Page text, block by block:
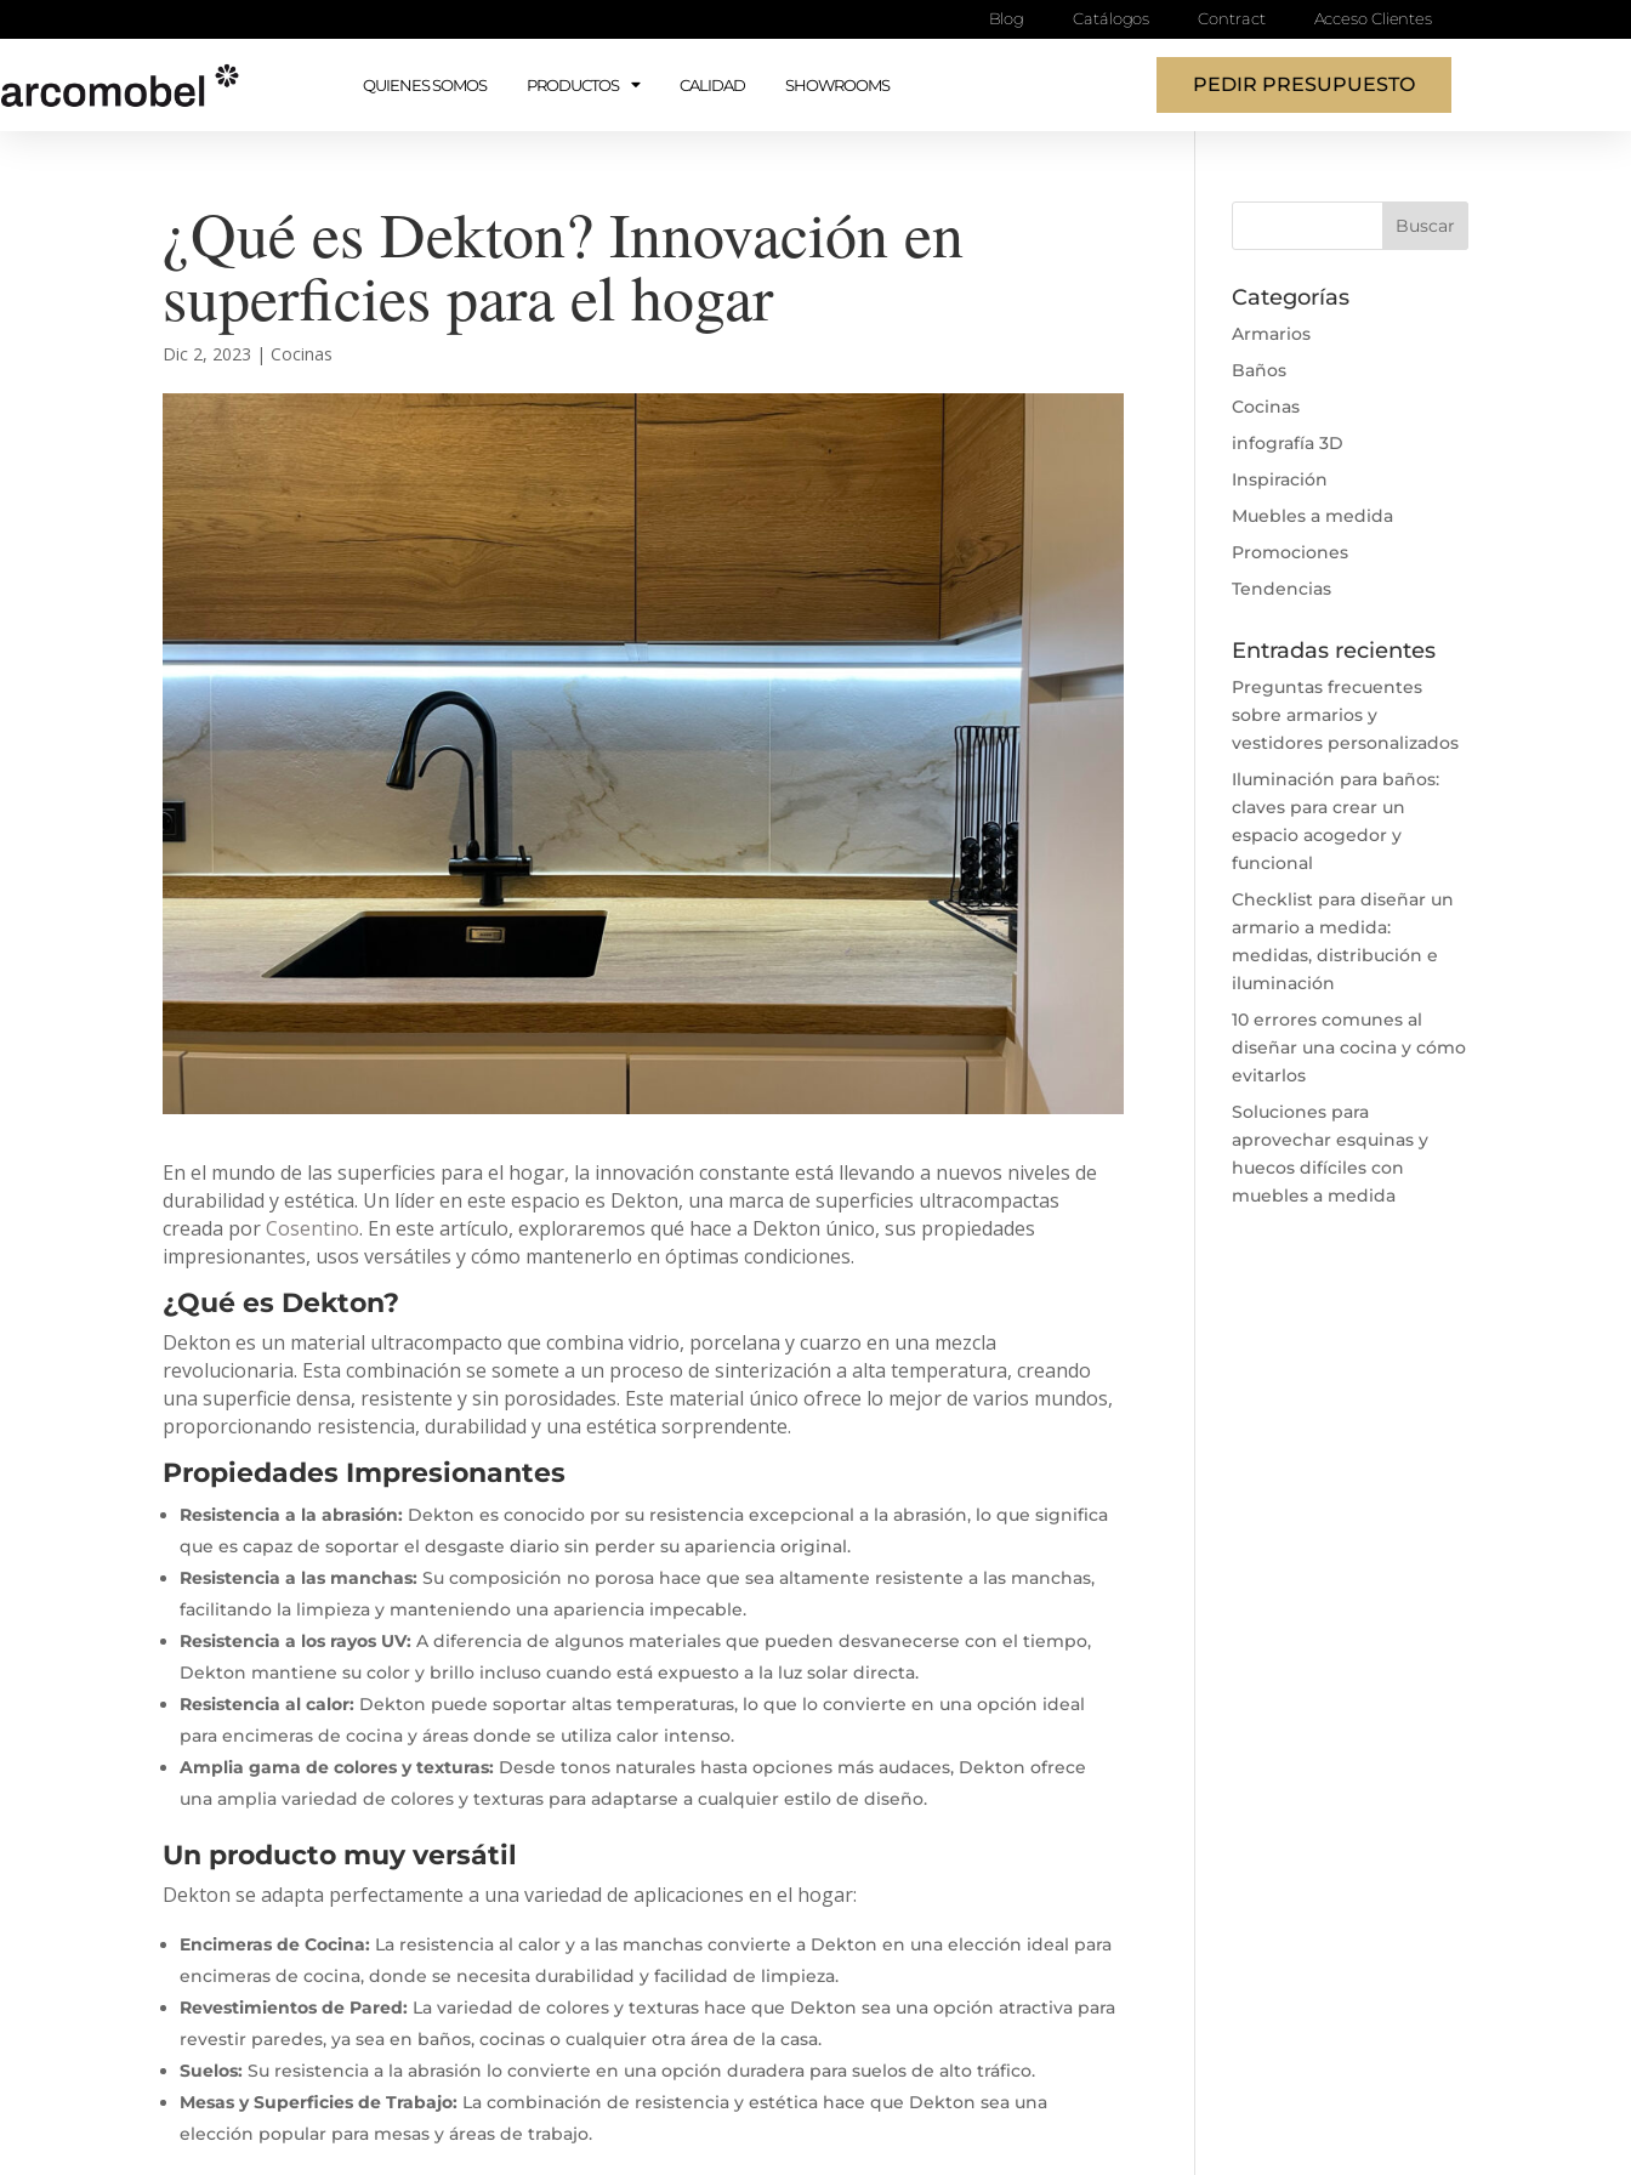
Blog Catálogos Contract Acceso Clientes
QUIENES SOMOS PRODUCTOS CALIDAD SHOWROOMS PEDIR PRESUPUESTO
¿Qué es Dekton? Innovación en
superficies para el hogar
Dic 2, 2023 | Cocinas
En el mundo de las superficies para el hogar, la innovación constante está llevando a nuevos niveles de
durabilidad y estética. Un líder en este espacio es Dekton, una marca de superficies ultracompactas
creada porCosentino. En este artículo, exploraremos qué hace a Dekton único, sus propiedades
impresionantes, usos versátiles y cómo mantenerlo en óptimas condiciones.
¿Qué es Dekton?
Dekton es un material ultracompacto que combina vidrio, porcelana y cuarzo en una mezcla
revolucionaria. Esta combinación se somete a un proceso de sinterización a alta temperatura, creando
una superficie densa, resistente y sin porosidades. Este material único ofrece lo mejor de varios mundos,
proporcionando resistencia, durabilidad y una estética sorprendente.
Propiedades Impresionantes
Resistencia a la abrasión: Dekton es conocido por su resistencia excepcional a la abrasión, lo que significa
que es capaz de soportar el desgaste diario sin perder su apariencia original.
Resistencia a las manchas: Su composición no porosa hace que sea altamente resistente a las manchas,
facilitando la limpieza y manteniendo una apariencia impecable.
Resistencia a los rayos UV: A diferencia de algunos materiales que pueden desvanecerse con el tiempo,
Dekton mantiene su color y brillo incluso cuando está expuesto a la luz solar directa.
Resistencia al calor: Dekton puede soportar altas temperaturas, lo que lo convierte en una opción ideal
para encimeras de cocina y áreas donde se utiliza calor intenso.
Amplia gama de colores y texturas: Desde tonos naturales hasta opciones más audaces, Dekton ofrece
una amplia variedad de colores y texturas para adaptarse a cualquier estilo de diseño.
Un producto muy versátil
Dekton se adapta perfectamente a una variedad de aplicaciones en el hogar:
Encimeras de Cocina: La resistencia al calor y a las manchas convierte a Dekton en una elección ideal para
encimeras de cocina, donde se necesita durabilidad y facilidad de limpieza.
Revestimientos de Pared: La variedad de colores y texturas hace que Dekton sea una opción atractiva para
revestir paredes, ya sea en baños, cocinas o cualquier otra área de la casa.
Suelos: Su resistencia a la abrasión lo convierte en una opción duradera para suelos de alto tráfico.
Mesas y Superficies de Trabajo: La combinación de resistencia y estética hace que Dekton sea una
elección popular para mesas y áreas de trabajo.
Categorías
Armarios
Baños
Cocinas
infografía 3D
Inspiración
Muebles a medida
Promociones
Tendencias
Entradas recientes
Preguntas frecuentes
sobre armarios y
vestidores personalizados
Iluminación para baños:
claves para crear un
espacio acogedor y
funcional
Checklist para diseñar un
armario a medida:
medidas, distribución e
iluminación
10 errores comunes al
diseñar una cocina y cómo
evitarlos
Soluciones para
aprovechar esquinas y
huecos difíciles con
muebles a medida